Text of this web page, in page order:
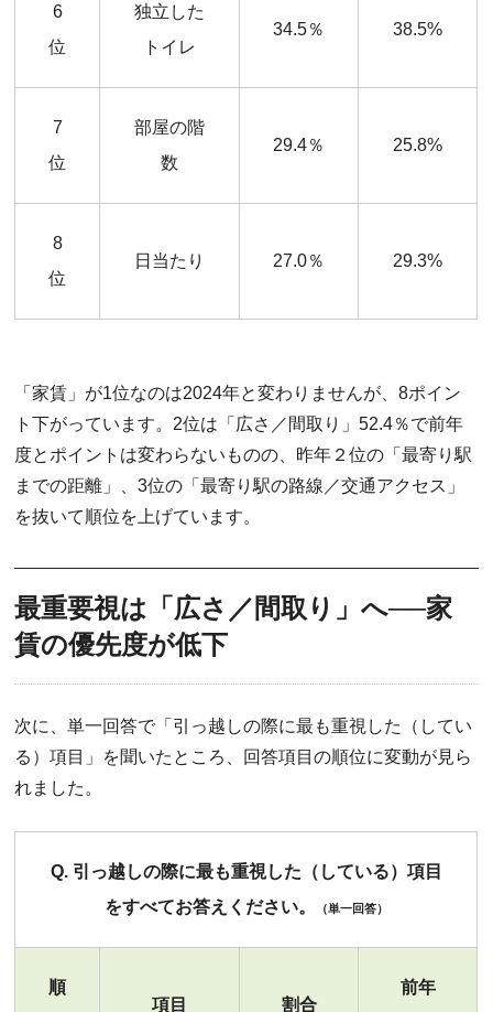
6
位
独立した
トイレ
34.5％ 38.5%
7
位
部屋の階
数
29.4％ 25.8%
8
位
日当たり 27.0％ 29.3%
「家賃」が1位なのは2024年と変わりませんが、8ポイン
ト下がっています。2位は「広さ／間取り」52.4％で前年
度とポイントは変わらないものの、昨年２位の「最寄り駅
までの距離」、3位の「最寄り駅の路線／交通アクセス」
を抜いて順位を上げています。
最重要視は「広さ／間取り」へ──家
賃の優先度が低下
次に、単一回答で「引っ越しの際に最も重視した（してい
る）項目」を聞いたところ、回答項目の順位に変動が見ら
れました。
Q. 引っ越しの際に最も重視した（している）項目
をすべてお答えください。
（単一回答）
順
項目
割合
前年